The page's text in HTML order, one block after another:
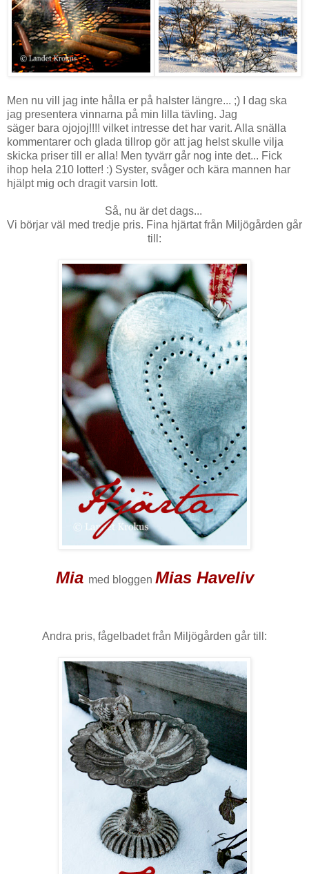
Men nu vill jag inte hålla er på halster längre... ;) I dag ska
jag presentera vinnarna på min lilla tävling. Jag
säger bara ojojoj!!!! vilket intresse det har varit. Alla snälla
kommentarer och glada tillrop gör att jag helst skulle vilja
skicka priser till er alla! Men tyvärr går nog inte det... Fick
ihop hela 210 lotter! :) Syster, svåger och kära mannen har
hjälpt mig och dragit varsin lott.
Så, nu är det dags...
Vi börjar väl med tredje pris. Fina hjärtat från Miljögården går
till:
Mia med bloggen Mias Haveliv
Andra pris, fågelbadet från Miljögården går till: